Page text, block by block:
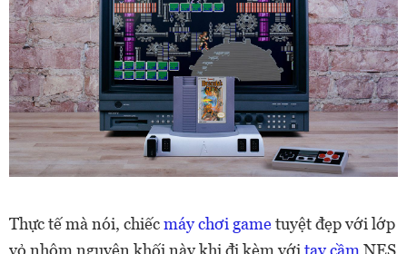
Thực tế mà nói, chiếcmáy chơi gametuyệt đẹp với lớp
vỏ nhôm nguyên khối này khi đi kèm với tay cầm NES